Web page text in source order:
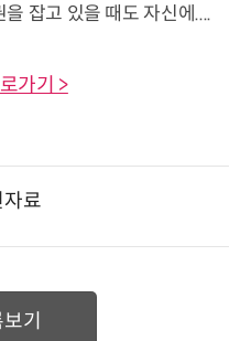
잡고 있을 때도 자신에....
가기 >
자료
기